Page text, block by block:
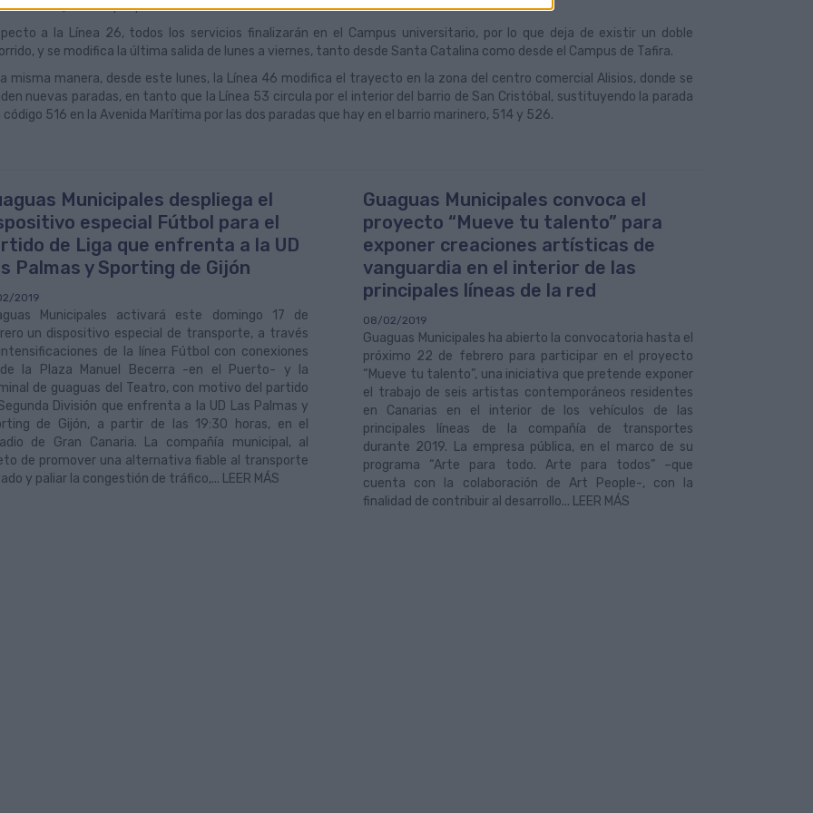
Armas), al tiempo que se añade una salida más desde la Zona Portuaria, a las 9:30 horas.
a la Línea 26, todos los servicios finalizarán en el Campus universitario, por lo que deja de existir un doble
y se modifica la última salida de lunes a viernes, tanto desde Santa Catalina como desde el Campus de Tafira.
misma manera, desde este lunes, la Línea 46 modifica el trayecto en la zona del centro comercial Alisios, donde se
nuevas paradas, en tanto que la Línea 53 circula por el interior del barrio de San Cristóbal, sustituyendo la parada
código 516 en la Avenida Marítima por las dos paradas que hay en el barrio marinero, 514 y 526.
Municipales despliega el
especial Fútbol para el
de Liga que enfrenta a la UD
Palmas y Sporting de Gijón
2019
Municipales activará este domingo 17 de
un dispositivo especial de transporte, a través
de la línea Fútbol con conexiones
la Plaza Manuel Becerra -en el Puerto- y la
de guaguas del Teatro, con motivo del partido
División que enfrenta a la UD Las Palmas y
de Gijón, a partir de las 19:30 horas, en el
de Gran Canaria. La compañía municipal, al
de promover una alternativa fiable al transporte
y paliar la congestión de tráfico,... LEER MÁS
Guaguas Municipales convoca el
proyecto “Mueve tu talento” para
exponer creaciones artísticas de
vanguardia en el interior de las
principales líneas de la red
08/02/2019
Guaguas Municipales ha abierto la convocatoria hasta el
próximo 22 de febrero para participar en el proyecto
“Mueve tu talento”, una iniciativa que pretende exponer
el trabajo de seis artistas contemporáneos residentes
en Canarias en el interior de los vehículos de las
principales líneas de la compañía de transportes
durante 2019. La empresa pública, en el marco de su
programa “Arte para todo. Arte para todos” –que
cuenta con la colaboración de Art People-, con la
finalidad de contribuir al desarrollo... LEER MÁS